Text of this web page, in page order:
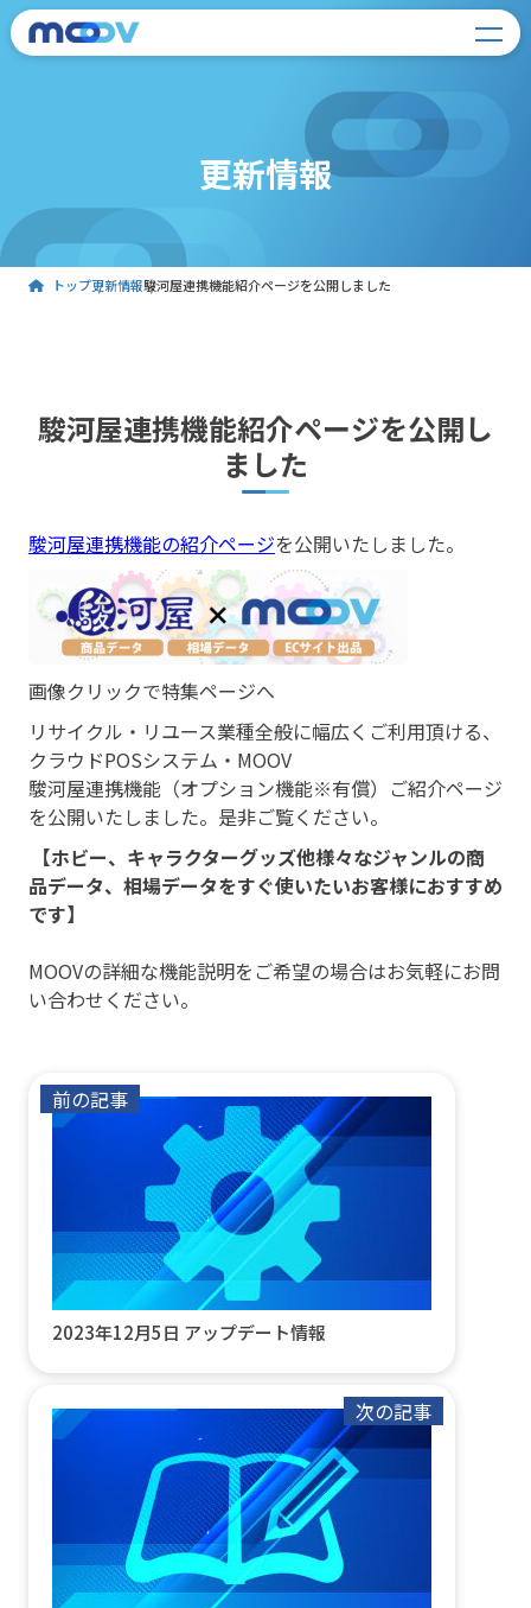
更新情報
トップ更新情報駿河屋連携機能紹介ページを公開しました
駿河屋連携機能紹介ページを公開し
ました
駿河屋連携機能の紹介ページを公開いたしました。
画像クリックで特集ページへ
リサイクル・リユース業種全般に幅広くご利用頂ける、
クラウドPOSシステム・MOOV
駿河屋連携機能（オプション機能※有償）ご紹介ページ
を公開いたしました。是非ご覧ください。
【ホビー、キャラクターグッズ他様々なジャンルの商
品データ、相場データをすぐ使いたいお客様におすすめ
です】
MOOVの詳細な機能説明をご希望の場合はお気軽にお問
い合わせください。
2023年12月5日 アップデート情報
前の記事
次の記事